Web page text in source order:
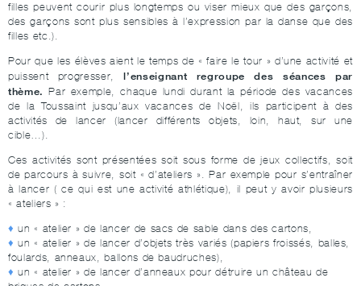
filles peuvent courir plus longtemps ou viser mieux que des garçons,
des garçons sont plus sensibles à l’expression par la danse que des
filles etc.).
Pour que les élèves aient le temps de « faire le tour » d’une activité et
puissent progresser,l’enseignant regroupe des séances par
thème. Par exemple, chaque lundi durant la période des vacances
de la Toussaint jusqu’aux vacances de Noël, ils participent à des
activités de lancer (lancer différents objets, loin, haut, sur une
cible…).
Ces activités sont présentées soit sous forme de jeux collectifs, soit
de parcours à suivre, soit « d’ateliers ». Par exemple pour s’entraîner
à lancer ( ce qui est une activité athlétique), il peut y avoir plusieurs
« ateliers » :
un « atelier » de lancer de sacs de sable dans des cartons,
un « atelier » de lancer d’objets très variés (papiers froissés, balles,
foulards, anneaux, ballons de baudruches),
un « atelier » de lancer d’anneaux pour détruire un château de